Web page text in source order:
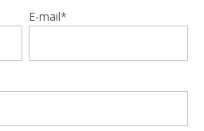
E-mail*